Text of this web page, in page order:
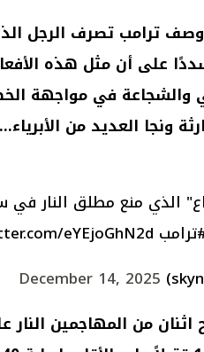
وصف ترامب تصرف الرجل
على أن مثل هذه
والشجاعة في مواجهة
ونجا العديد من
الذي منع مطلق النار
eYEjoGhN2d
December 14, 2025
من المهاجمين النار